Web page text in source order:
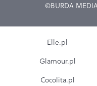
©BURDA
Elle.pl
Glamour.pl
Cocolita.pl